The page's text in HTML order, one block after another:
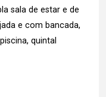
sala de estar e de
e com bancada,
quintal